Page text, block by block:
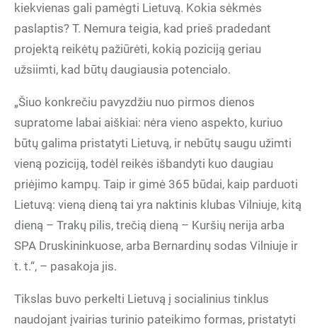
kiekvienas gali pamėgti Lietuvą. Kokia sėkmės
paslaptis? T. Nemura teigia, kad prieš pradedant
projektą reikėtų pažiūrėti, kokią poziciją geriau
užsiimti, kad būtų daugiausia potencialo.
„Šiuo konkrečiu pavyzdžiu nuo pirmos dienos
supratome labai aiškiai: nėra vieno aspekto, kuriuo
būtų galima pristatyti Lietuvą, ir nebūtų saugu užimti
vieną poziciją, todėl reikės išbandyti kuo daugiau
priėjimo kampų. Taip ir gimė 365 būdai, kaip parduoti
Lietuvą: vieną dieną tai yra naktinis klubas Vilniuje, kitą
dieną – Trakų pilis, trečią dieną – Kuršių nerija arba
SPA Druskininkuose, arba Bernardinų sodas Vilniuje ir
t. t.“, – pasakoja jis.
Tikslas buvo perkelti Lietuvą į socialinius tinklus
naudojant įvairias turinio pateikimo formas, pristatyti